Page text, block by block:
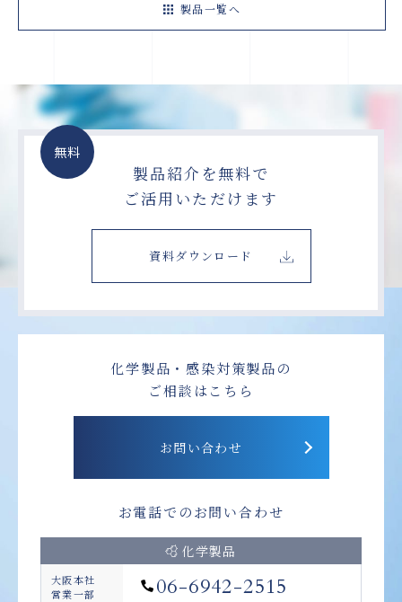
製品一覧へ
無料
製品紹介を無料で
ご活用いただけます
資料ダウンロード
化学製品・感染対策製品の
ご相談はこちら
お問い合わせ
お電話でのお問い合わせ
化学製品
大阪本社
営業一部
06-6942-2515